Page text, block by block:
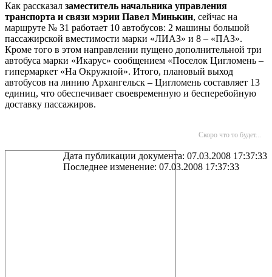
Как рассказал заместитель начальника управления
транспорта и связи мэрии Павел Минькин, сейчас на
маршруте № 31 работает 10 автобусов: 2 машины большой
пассажирской вместимости марки «ЛИАЗ» и 8 – «ПАЗ».
Кроме того в этом направлении пущено дополнительной три
автобуса марки «Икарус» сообщением «Поселок Цигломень –
гипермаркет «На Окружной». Итого, плановый выход
автобусов на линию Архангельск – Цигломень составляет 13
единиц, что обеспечивает своевременную и бесперебойную
доставку пассажиров.
Скоро что то будет...
Дата публикации документа: 07.03.2008 17:37:33
Последнее изменение: 07.03.2008 17:37:33